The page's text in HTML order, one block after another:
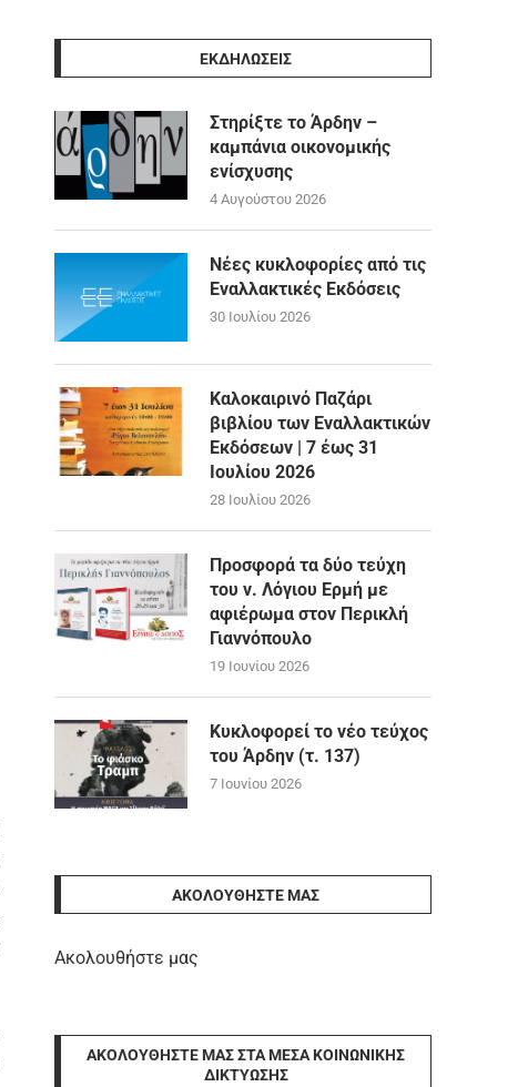
ΕΚΔΗΛΩΣΕΙΣ
Στηρίξτε το Άρδην –
καμπάνια οικονομικής
ενίσχυσης
4 Αυγούστου 2026
Νέες κυκλοφορίες από τις
Εναλλακτικές Εκδόσεις
30 Ιουλίου 2026
Καλοκαιρινό Παζάρι
βιβλίου των Εναλλακτικών
Εκδόσεων | 7 έως 31
Ιουλίου 2026
28 Ιουλίου 2026
Προσφορά τα δύο τεύχη
του ν. Λόγιου Ερμή με
αφιέρωμα στον Περικλή
Γιαννόπουλο
19 Ιουνίου 2026
Κυκλοφορεί το νέο τεύχος
του Άρδην (τ. 137)
7 Ιουνίου 2026
ΑΚΟΛΟΥΘΉΣΤΕ ΜΑΣ
Ακολουθήστε μας
ΑΚΟΛΟΥΘΉΣΤΕ ΜΑΣ ΣΤΑ ΜΈΣΑ ΚΟΙΝΩΝΙΚΉΣ
ΔΙΚΤΎΩΣΗΣ